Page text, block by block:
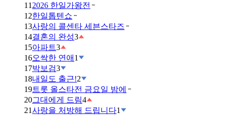
11 2026 한일가왕전
12한일톱텐쇼
13사랑의 콜센타 세븐스타즈
14결혼의 완성3
15아파트3
16오싹한 연애 1
17박보검3
18내일도 출근!2
19트롯 올스타전 금요일 밤에
20그대에게 드림4
21사랑을 처방해 드립니다1